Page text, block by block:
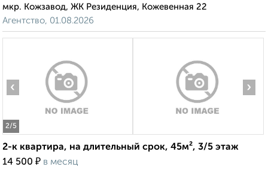
мкр. Кожзавод, ЖК Резиденция, Кожевенная 22
Агентство, 01.08.2026
2/5
‹ ›
2-к квартира, на длительный срок, 45м², 3/5 этаж
14 500 ₽ в месяц